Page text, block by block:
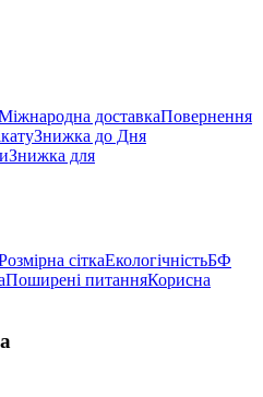
доставкаПовернення
Знижка до Дня
Знижка для
сіткаЕкологічністьБФ
Поширені питанняКорисна